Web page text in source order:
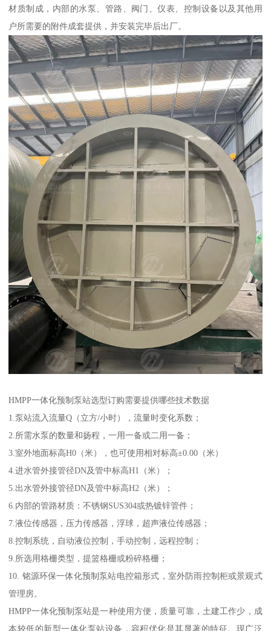
材质制成，内部的水泵、管路、阀门、仪表、控制设备以及其他用
户所需要的附件成套提供，并安装完毕后出厂。
HMPP一体化预制泵站选型订购需要提供哪些技术数据
1.泵站流入流量Q（立方/小时），流量时变化系数；
2.所需水泵的数量和扬程，一用一备或二用一备；
3.室外地面标高H0（米），也可使用相对标高±0.00（米）
4.进水管外接管径DN及管中标高H1（米）；
5.出水管外接管径DN及管中标高H2（米）；
6.内部的管路材质：不锈钢SUS304或热镀锌管件；
7.液位传感器，压力传感器，浮球，超声液位传感器；
8.控制系统，自动液位控制，手动控制，远程控制；
9.所选用格栅类型，提篮格栅或粉碎格栅；
10. 铭源环保一体化预制泵站电控箱形式，室外防雨控制柜或景观式
管理房。
HMPP一体化预制泵站是一种使用方便，质量可靠，土建工作少，成
本较低的新型一体化泵站设备，容积优化是其显著的特征。现广泛